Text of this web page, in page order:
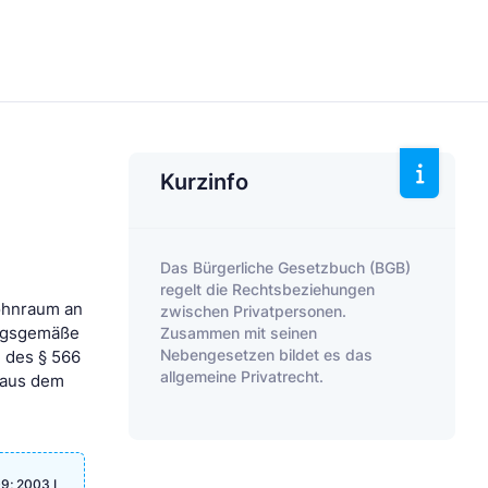
an
§ 566
dem
2003 I
Kurzinfo
Das Bürgerliche Gesetzbuch (BGB)
regelt die Rechtsbeziehungen
zwischen Privatpersonen.
Zusammen mit seinen
Nebengesetzen bildet es das
allgemeine Privatrecht.